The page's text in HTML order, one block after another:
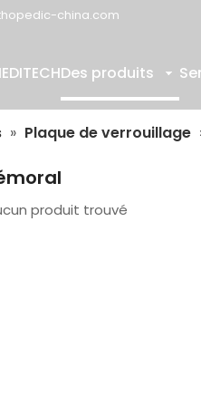
china.com
Des produits
» Plaque de verrouillage
produit trouvé